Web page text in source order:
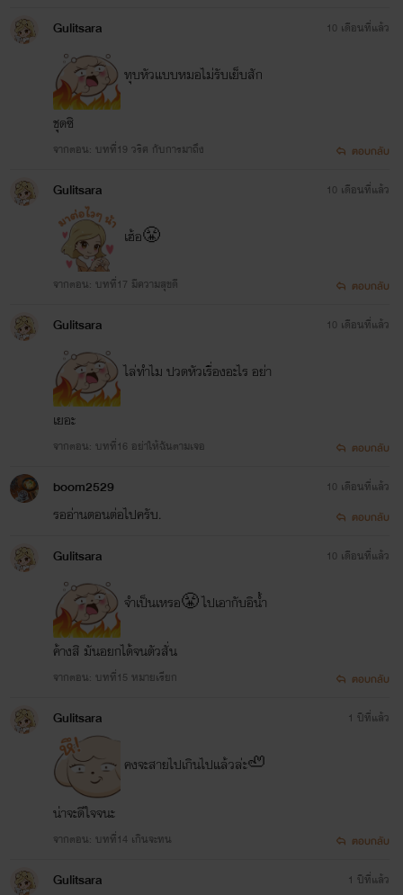
Gulitsara
ทุบหัวแบบหมอไม่รับเย็บสัก
ชุดซิ
จากตอน: บทที่19 วริศ กับการมาถึง
10 เดือนที่แล้ว
ตอบกลับ
Gulitsara
เฮ้อ😤
จากตอน: บทที่17 มีความสุขดี
10 เดือนที่แล้ว
ตอบกลับ
Gulitsara
ไล่ทำไม ปวดหัวเรื่องอะไร อย่า
เยอะ
จากตอน: บทที่16 อย่าให้ฉันตามเจอ
10 เดือนที่แล้ว
ตอบกลับ
boom2529
รออ่านตอนต่อไปครับ.
10 เดือนที่แล้ว
ตอบกลับ
Gulitsara
จำเป็นเหรอ😤 ไปเอากับอิน้ำ
ค้างสิ มันอยกได้จนตัวสั่น
จากตอน: บทที่15 หมายเรียก
10 เดือนที่แล้ว
ตอบกลับ
Gulitsara
คงจะสายไปเกินไปแล้วล่ะ🦥
น่าจะดีใจจนะ
จากตอน: บทที่14 เกินจะทน
1 ปีที่แล้ว
ตอบกลับ
Gulitsara 1 ปีที่แล้ว